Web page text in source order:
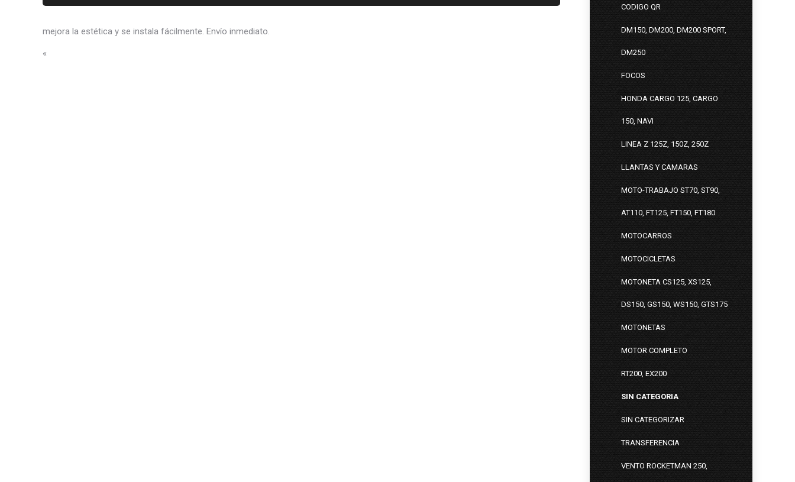
mejora la estética y se instala fácilmente. Envío inmediato.
«
CODIGO QR
DM150, DM200, DM200 SPORT,
DM250
FOCOS
HONDA CARGO 125, CARGO
150, NAVI
LINEA Z 125Z, 150Z, 250Z
LLANTAS Y CAMARAS
MOTO-TRABAJO ST70, ST90,
AT110, FT125, FT150, FT180
MOTOCARROS
MOTOCICLETAS
MOTONETA CS125, XS125,
DS150, GS150, WS150, GTS175
MOTONETAS
MOTOR COMPLETO
RT200, EX200
SIN CATEGORIA
SIN CATEGORIZAR
TRANSFERENCIA
VENTO ROCKETMAN 250,